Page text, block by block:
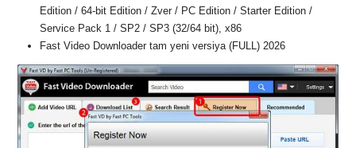
Edition / 64-bit Edition / Zver / PC Edition / Starter Edition /
Service Pack 1 / SP2 / SP3 (32/64 bit), x86
Fast Video Downloader tam yeni versiya (FULL) 2026